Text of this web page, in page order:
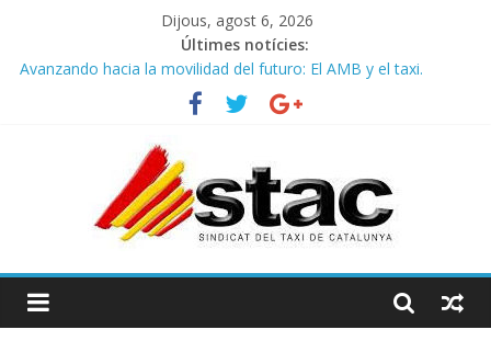
Dijous, agost 6, 2026
Últimes notícies:
Avanzando hacia la movilidad del futuro: El AMB y el taxi.
Programa de Radio TAXI LIBRE 29.07.2026 en COOLTURA FM.
STAC/ATC SOLICITAN TAULA TÈCNICA PARA MEJORAR LA
OPERATIVA DE ENTRADA EN EL PUERTO DE BARCELONA.
Programa de Radio TAXI LIBRE 22.07.2026 en COOLTURA FM.
Edición 385
COMUNICADO CONJUNTO STAC – ATC